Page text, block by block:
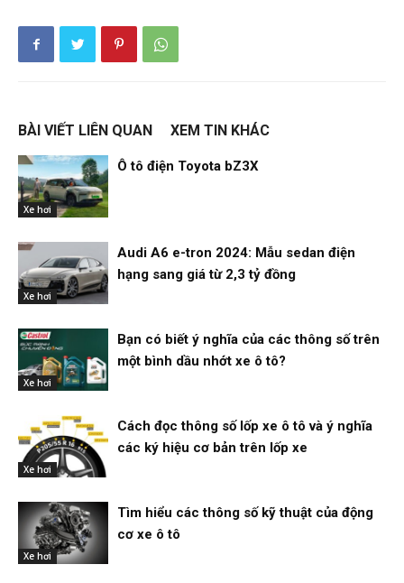
BÀI VIẾT LIÊN QUAN XEM TIN KHÁC
Xe hơi
Ô tô điện Toyota bZ3X
Xe hơi
Audi A6 e-tron 2024: Mẫu sedan điện
hạng sang giá từ 2,3 tỷ đồng
Xe hơi
Bạn có biết ý nghĩa của các thông số trên
một bình dầu nhớt xe ô tô?
Xe hơi
Cách đọc thông số lốp xe ô tô và ý nghĩa
các ký hiệu cơ bản trên lốp xe
Xe hơi
Tìm hiểu các thông số kỹ thuật của động
cơ xe ô tô